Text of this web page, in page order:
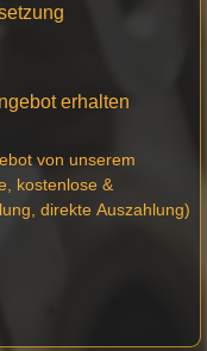
erhalten
von unserem
kostenlose &
direkte Auszahlung)